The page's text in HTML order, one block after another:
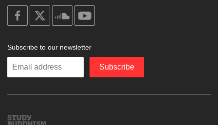
on
facebook
soundcloud
Subscribe to our newsletter
Enter
Subscribe
Study